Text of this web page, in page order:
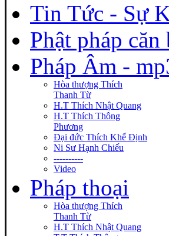
Tin Tức - Sự
Phật pháp căn
Pháp Âm -
Hòa thượng Thích
Thanh Từ
H.T Thích Nhật Quang
H.T Thích Thông
Phương
Đại đức Thích Khế Định
Ni Sư Hạnh Chiếu
----------
Video
Pháp thoại
Hòa thượng Thích
Thanh Từ
H.T Thích Nhật Quang